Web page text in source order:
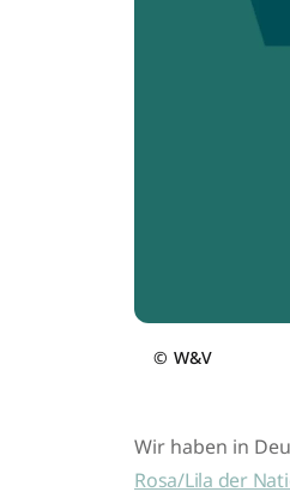
© W&V
Wir haben in
Rosa/Lila der